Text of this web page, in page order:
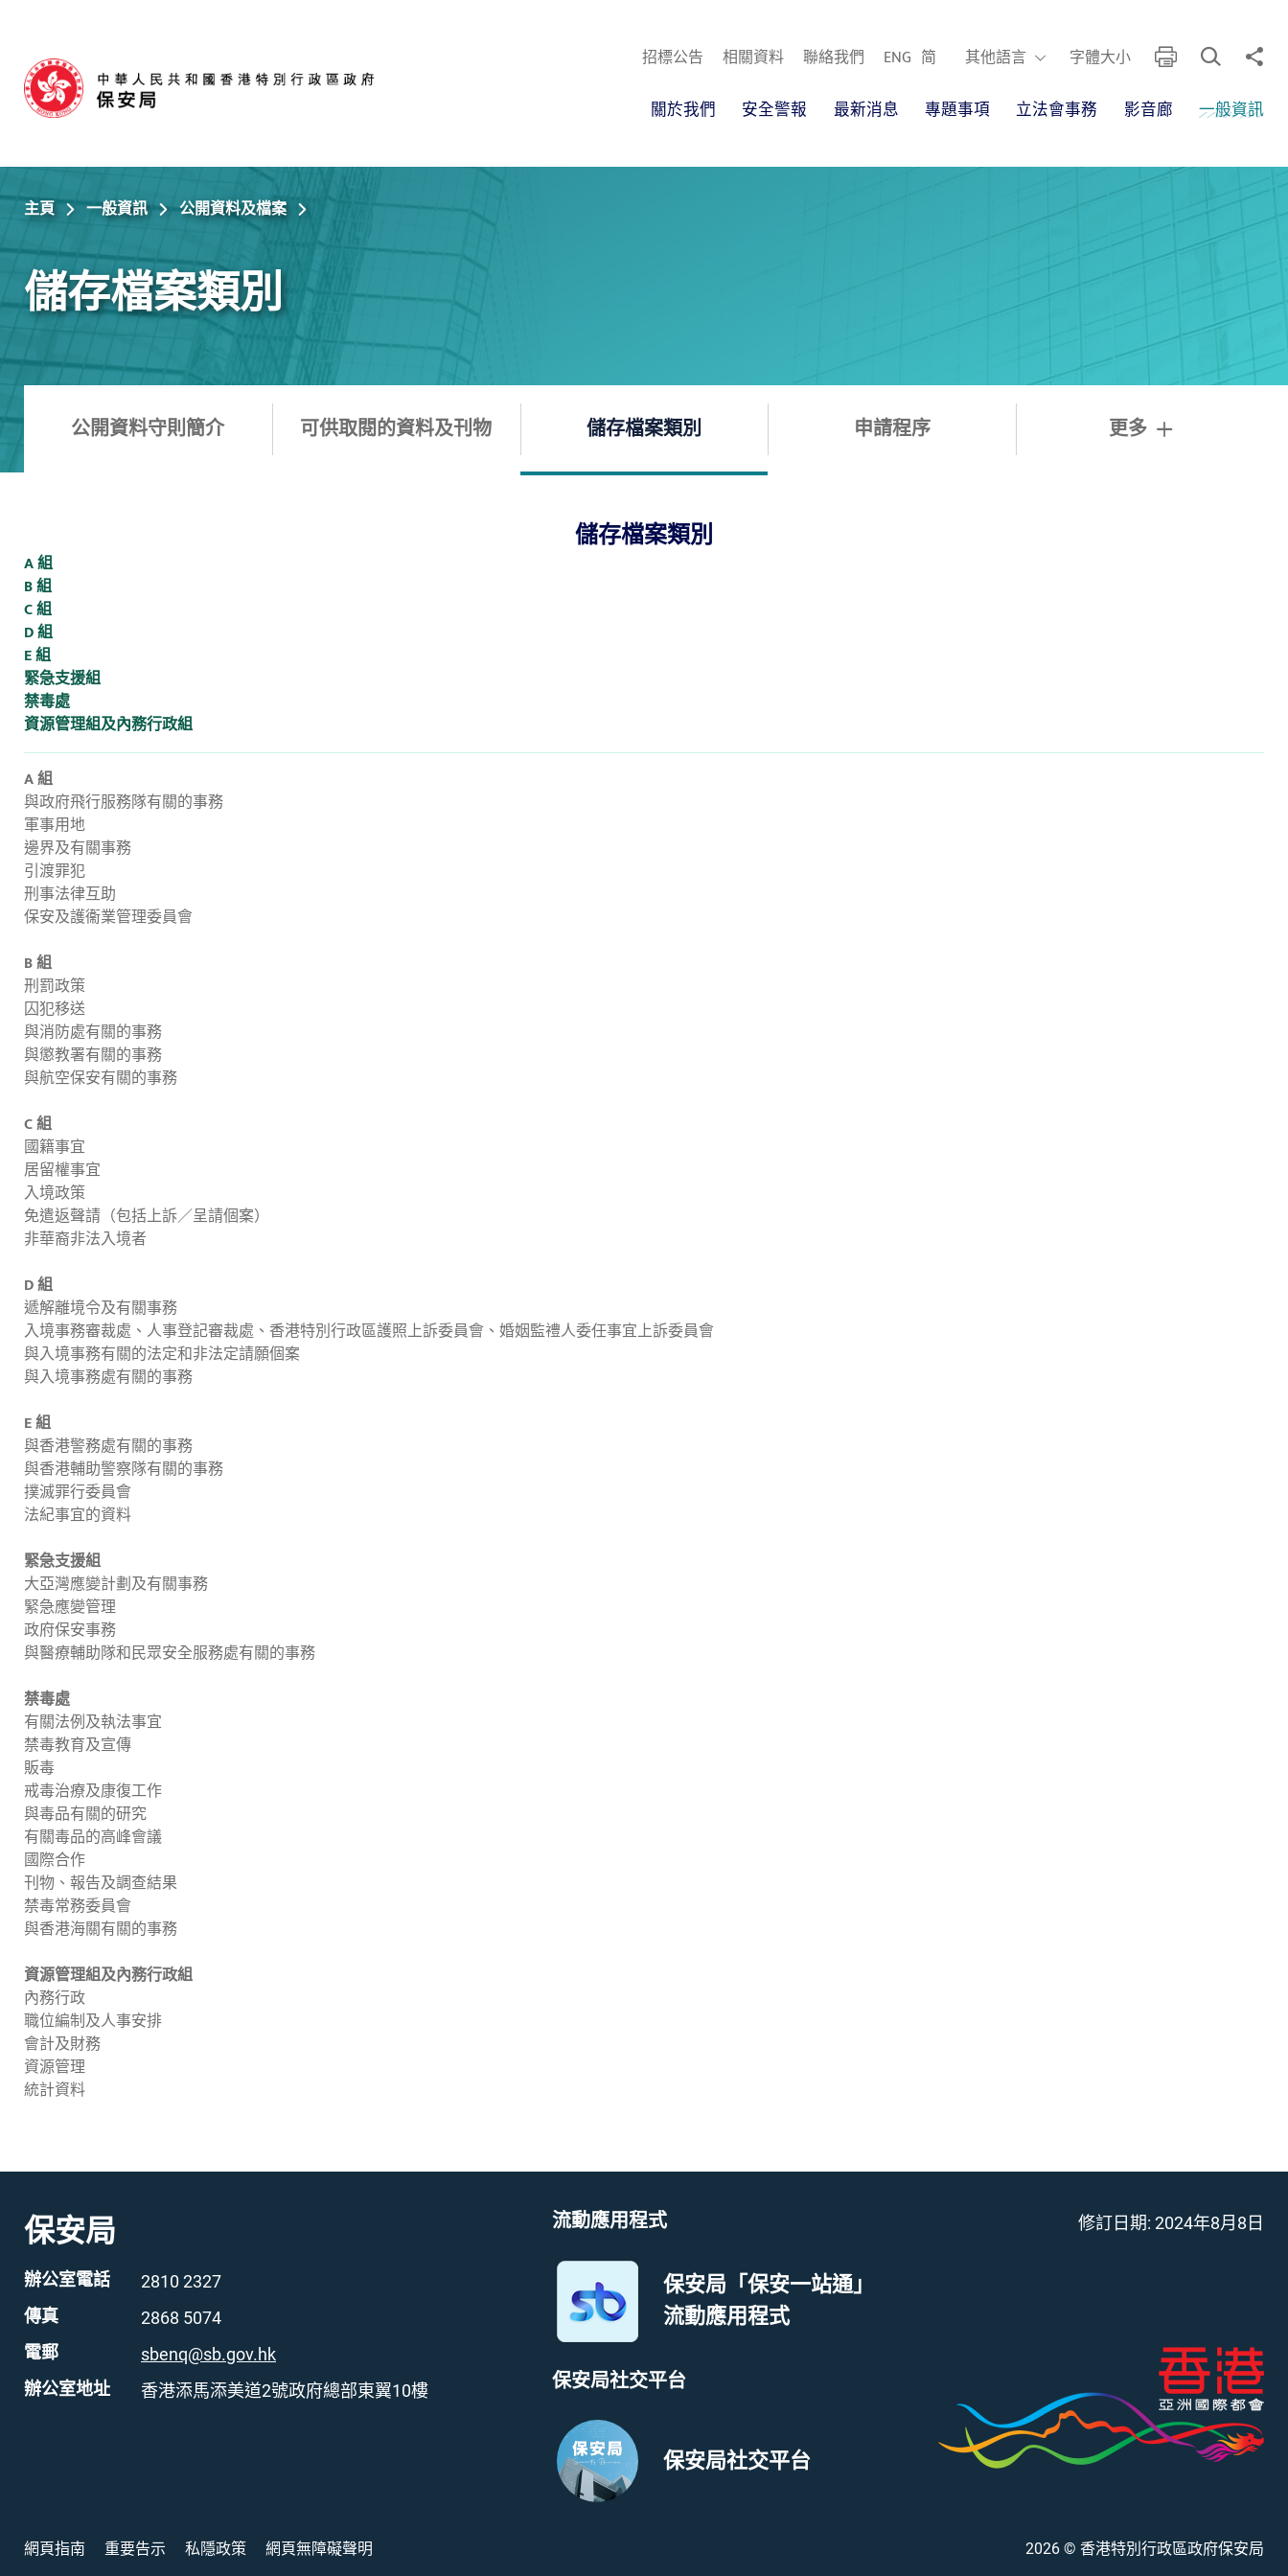
招標公告
相關資料 聯絡我們 ENG 简 其他語言
其他語言 字體大小 列印 開啟搜尋框
分享
關於我們 安全警報 最新消息 專題事項 立法會事務 影音廊 一般資訊
主頁 一般資訊 公開資料及檔案
儲存檔案類別
公開資料守則簡介 可供取閱的資料及刊物 儲存檔案類別 申請程序 更多
儲存檔案類別
A 組
B 組
C 組
D 組
E 組
緊急支援組
禁毒處
資源管理組及內務行政組
A 組
與政府飛行服務隊有關的事務
軍事用地
邊界及有關事務
引渡罪犯
刑事法律互助
保安及護衞業管理委員會
B 組
刑罰政策
囚犯移送
與消防處有關的事務
與懲教署有關的事務
與航空保安有關的事務
C 組
國籍事宜
居留權事宜
入境政策
免遣返聲請（包括上訴／呈請個案）
非華裔非法入境者
D 組
遞解離境令及有關事務
入境事務審裁處、人事登記審裁處、香港特別行政區護照上訴委員會、婚姻監禮人委任事宜上訴委員會
與入境事務有關的法定和非法定請願個案
與入境事務處有關的事務
E 組
與香港警務處有關的事務
與香港輔助警察隊有關的事務
撲滅罪行委員會
法紀事宜的資料
緊急支援組
大亞灣應變計劃及有關事務
緊急應變管理
政府保安事務
與醫療輔助隊和民眾安全服務處有關的事務
禁毒處
有關法例及執法事宜
禁毒教育及宣傳
販毒
戒毒治療及康復工作
與毒品有關的研究
有關毒品的高峰會議
國際合作
刊物、報告及調查結果
禁毒常務委員會
與香港海關有關的事務
資源管理組及內務行政組
內務行政
職位編制及人事安排
會計及財務
資源管理
統計資料
保安局
辦公室電話 2810 2327
傳真 2868 5074
電郵 sbenq@sb.gov.hk
辦公室地址 香港添馬添美道2號政府總部東翼10樓
流動應用程式
保安局「保安一站通」
流動應用程式
保安局社交平台
保安局社交平台
修訂日期: 2024年8月8日
網頁指南 重要告示 私隱政策 網頁無障礙聲明 2026 © 香港特別行政區政府保安局